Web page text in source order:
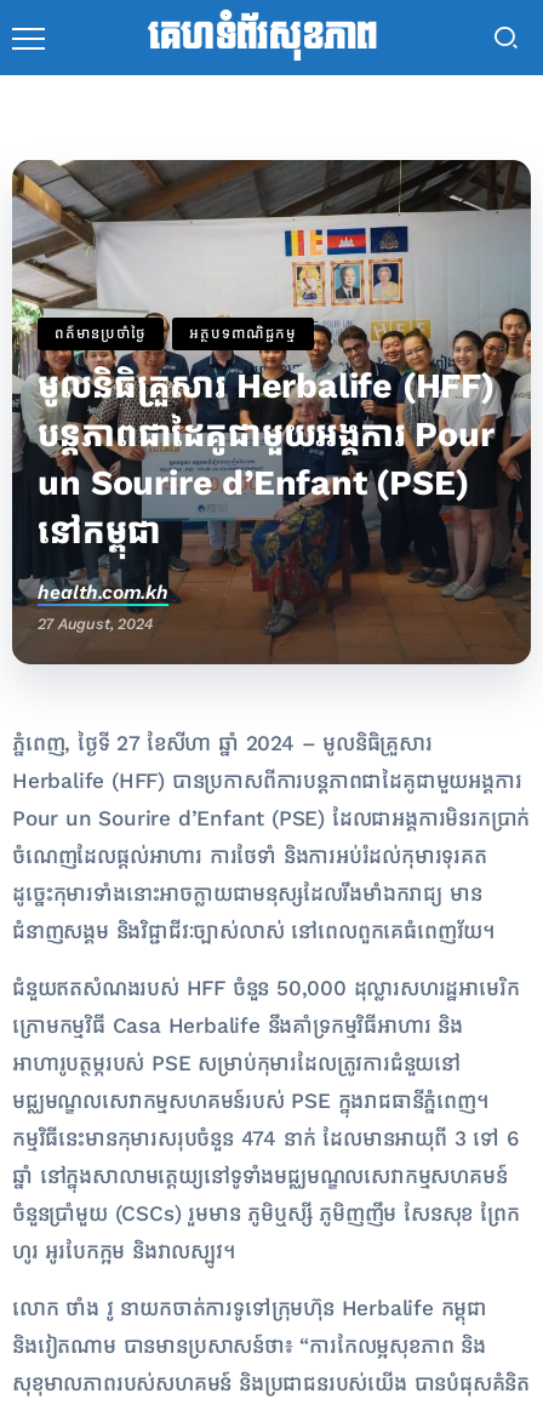
គេហទំព័រសុខភាព
ពត៌មានប្រចាំថ្ងៃ អត្ថបទពាណិជ្ជកម្ម
មូលនិធិគ្រួសារ Herbalife (HFF)
បន្តភាពជាដៃគូជាមួយអង្គការ Pour
un Sourire d’Enfant (PSE)
នៅកម្ពុជា
health.com.kh
27 August, 2024
ភ្នំពេញ, ថ្ងៃទី 27 ខែសីហា ឆ្នាំ 2024 – មូលនិធិគ្រួសារ
Herbalife (HFF) បានប្រកាសពីការបន្តភាពជាដៃគូជាមួយអង្គការ
Pour un Sourire d’Enfant (PSE) ដែលជាអង្គការមិនរកប្រាក់
ចំណេញដែលផ្តល់អាហារ ការថែទាំ និងការអប់រំដល់កុមារទុរគត
ដូច្នេះកុមារទាំងនោះអាចក្លាយជាមនុស្សដែលរឹងមាំឯករាជ្យ មាន
ជំនាញសង្គម និងវិជ្ជាជីវៈច្បាស់លាស់ នៅពេលពួកគេធំពេញវ័យ។
ជំនួយឥតសំណងរបស់ HFF ចំនួន 50,000 ដុល្លារសហរដ្ឋអាមេរិក
ក្រោមកម្មវិធី Casa Herbalife នឹងគាំទ្រកម្មវិធីអាហារ និង
អាហារូបត្ថម្ភរបស់ PSE សម្រាប់កុមារដែលត្រូវការជំនួយនៅ
មជ្ឈមណ្ឌលសេវាកម្មសហគមន៍របស់ PSE ក្នុងរាជធានីភ្នំពេញ។
កម្មវិធីនេះមានកុមារសរុបចំនួន 474 នាក់ ដែលមានអាយុពី 3 ទៅ 6
ឆ្នាំ នៅក្នុងសាលាមត្តេយ្យនៅទូទាំងមជ្ឈមណ្ឌលសេវាកម្មសហគមន៍
ចំនួនប្រាំមួយ (CSCs) រួមមាន ភូមិឬស្សី ភូមិញញឹម សែនសុខ ព្រែក
ហូរ អូរបែកក្អម និងវាលស្បូវ។
លោក ថាំង វូ នាយកចាត់ការទូទៅក្រុមហ៊ុន Herbalife កម្ពុជា
និងវៀតណាម បានមានប្រសាសន៍ថា៖ “ការកែលម្អសុខភាព និង
សុខុមាលភាពរបស់សហគមន៍ និងប្រជាជនរបស់យើង បានបំផុសគំនិត